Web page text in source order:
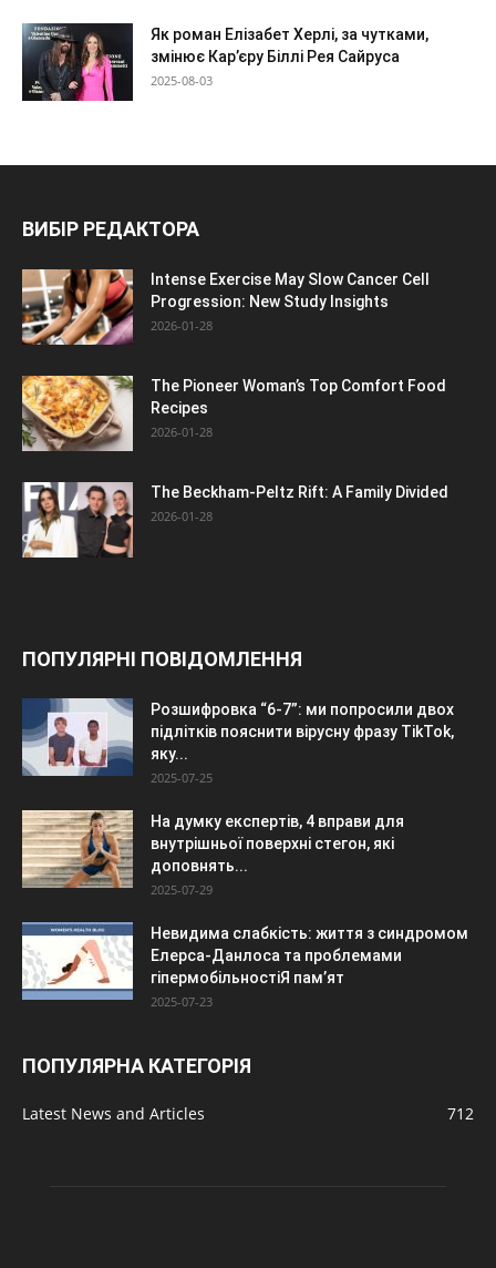
Як роман Елізабет Херлі, за чутками,
змінює Кар’єру Біллі Рея Сайруса
2025-08-03
ВИБІР РЕДАКТОРА
Intense Exercise May Slow Cancer Cell
Progression: New Study Insights
2026-01-28
The Pioneer Woman’s Top Comfort Food
Recipes
2026-01-28
The Beckham-Peltz Rift: A Family Divided
2026-01-28
ПОПУЛЯРНІ ПОВІДОМЛЕННЯ
Розшифровка “6-7”: ми попросили двох
підлітків пояснити вірусну фразу TikTok,
яку...
2025-07-25
На думку експертів, 4 вправи для
внутрішньої поверхні стегон, які
доповнять...
2025-07-29
Невидима слабкість: життя з синдромом
Елерса-Данлоса та проблемами
гіпермобільностіЯ пам’ят
2025-07-23
ПОПУЛЯРНА КАТЕГОРІЯ
Latest News and Articles 712